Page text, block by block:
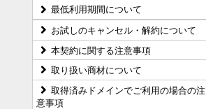
最低利用期間について
お試しのキャンセル・解約について
本契約に関する注意事項
取り扱い商材について
取得済みドメインでご利用の場合の注
意事項